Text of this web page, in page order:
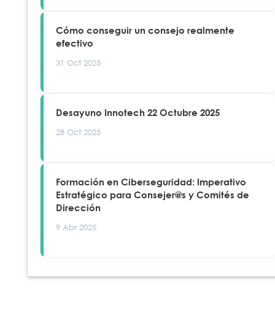
Cómo conseguir un consejo realmente
efectivo
31 Oct 2025
Desayuno Innotech 22 Octubre 2025
28 Oct 2025
Formación en Ciberseguridad: Imperativo
Estratégico para Consejer@s y Comités de
Dirección
9 Abr 2025